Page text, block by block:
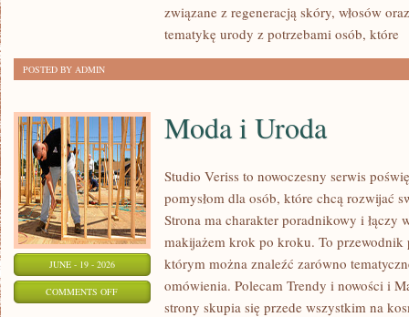
związane z regeneracją skóry, włosów
tematykę urody z potrzebami osób, które
POSTED BY ADMIN
JUNE - 19 - 2026
COMMENTS OFFON
Moda i Uroda
Studio Veriss to nowoczesny serwis
pomysłom dla osób, które chcą rozwijać
Strona ma charakter poradnikowy i łączy
makijażem krok po kroku. To
którym można znaleźć zarówno
omówienia. Polecam Trendy i nowości i
strony skupia się przede wszystkim na